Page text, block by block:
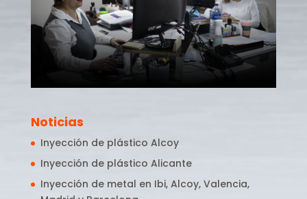
Noticias
Inyección de plástico Alcoy
Inyección de plástico Alicante
Inyección de metal en Ibi, Alcoy, Valencia,